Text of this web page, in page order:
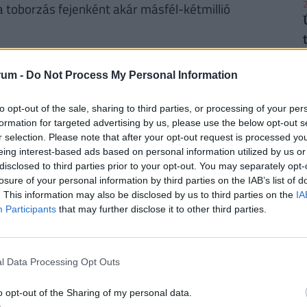
- Do Not Process My Personal Information
opt-out of the sale, sharing to third parties, or processing of your
for targeted advertising by us, please use the below opt-out
selection. Please note that after your opt-out request is processed
interest-based ads based on personal information utilized by us
to third parties prior to your opt-out. You may separately
of your personal information by third parties on the IAB’s list of
This information may also be disclosed by us to third parties on the
Participants that may further disclose it to other third parties.
Data Processing Opt Outs
opt-out of the Sharing of my personal data.
toborzás fejenként akár másfél-kétmillió
a közlekedési nehézségek, valamint a
A rengeteg hatósági előírás és az
el a tényleges vendéglátástól. A fórum
is, amely szerint, ha egy alkalmazott
büntetik meg, esetenként akár az üzlet
és a csökkenő jövedelmezőség miatt az elmúlt
vállalkozások száma.
MEGÉRI VÁLTANI!
számlavezetés. A
konstrukciót is találhatunk, amelyek esetében
lehetnek. Nemrég három pénzintézet is
a Raiffeisen Bank, valamint az UniCredit Bank